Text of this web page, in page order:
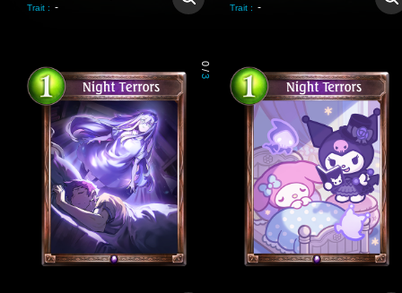
Trait : - Trait : -
0
/
3